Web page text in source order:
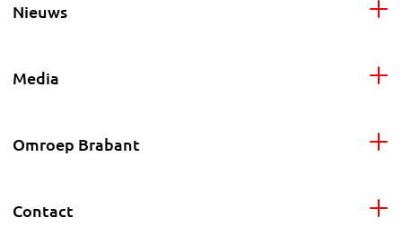
Nieuws
Media
Omroep Brabant
Contact